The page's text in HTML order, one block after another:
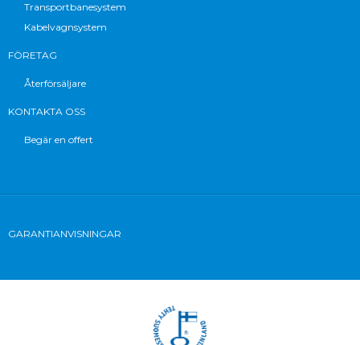
Transportbanesystem
Kabelvagnsystem
FÖRETAG
Återförsäljare
KONTAKTA OSS
Begär en offert
GARANTIANVISNINGAR